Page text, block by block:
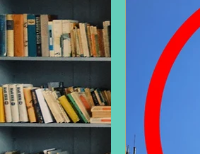
Energie